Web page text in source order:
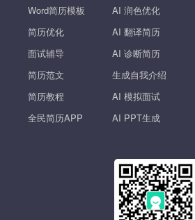
Word简历模板
简历优化
面试辅导
简历范文
简历教程
全民简历APP
AI 润色优化
AI 翻译简历
AI 诊断简历
生成自我介绍
AI 模拟面试
AI PPT生成